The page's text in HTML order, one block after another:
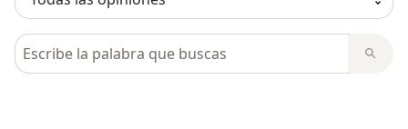
Busca en opiniones